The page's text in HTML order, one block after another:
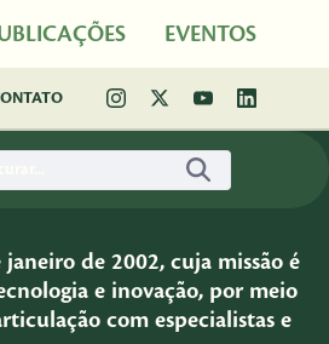
EVENTOS
de 2002, cuja missão é
e inovação, por meio
com especialistas e